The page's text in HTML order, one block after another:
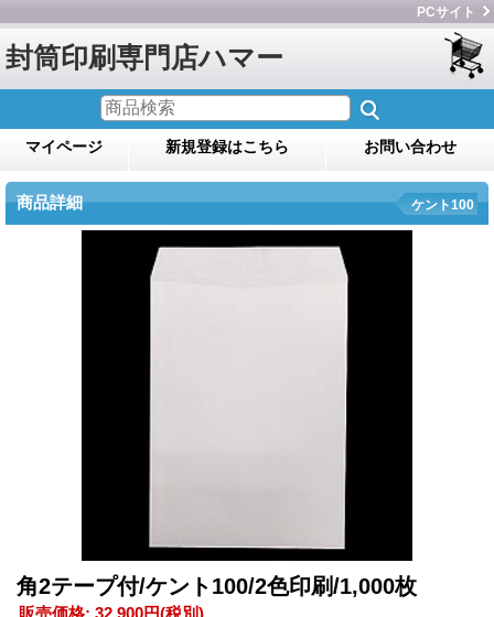
PCサイト
封筒印刷専門店ハマー
マイページ 新規登録はこちら お問い合わせ
商品詳細 ケント100
角2テープ付/ケント100/2色印刷/1,000枚
販売価格: 32,900円(税別)